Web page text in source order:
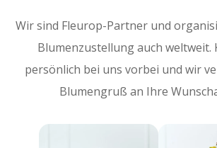
Wir sind Fleurop-Partner und
Blumenzustellung auch weltweit.
persönlich bei uns vorbei und wir
Blumengruß an Ihre